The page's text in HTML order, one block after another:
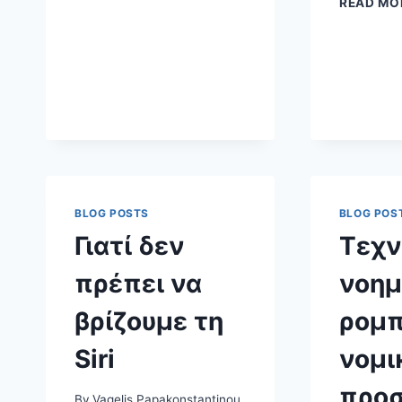
READ
BLOG POSTS
Γιατί δεν
πρέπει να
βρίζουμε τη
Siri
BLOG